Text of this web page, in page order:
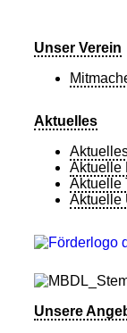
Unser Verein
Aktuelles
Aktuelle
Aktuelle
Aktuelle
Unsere